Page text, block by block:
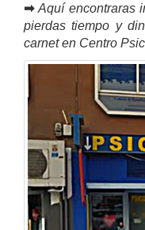
➡ Aquí encontraras
pierdas tiempo y
carnet en Centro